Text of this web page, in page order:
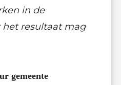
in de
het resultaat mag
gemeente